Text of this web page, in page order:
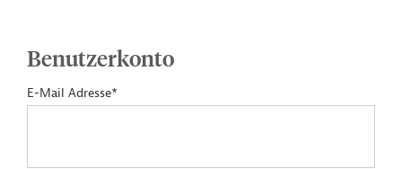
Benutzerkonto
E-Mail Adresse*